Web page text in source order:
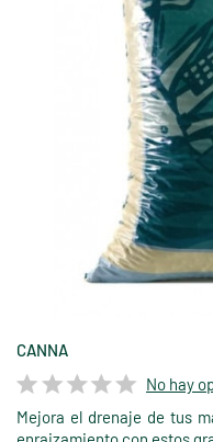
CANNA
No hay
Mejora el drenaje de tus